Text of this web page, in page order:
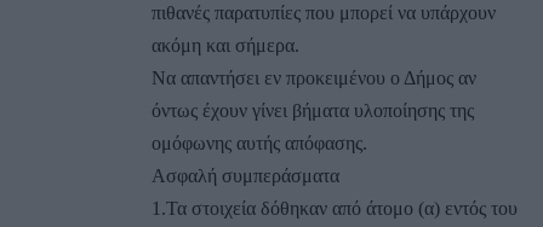
πιθανές παρατυπίες που μπορεί να υπάρχουν
ακόμη και σήμερα.
Να απαντήσει εν προκειμένου ο Δήμος αν
όντως έχουν γίνει βήματα υλοποίησης της
ομόφωνης αυτής απόφασης.
Ασφαλή συμπεράσματα
1.Τα στοιχεία δόθηκαν από άτομο (α) εντός του